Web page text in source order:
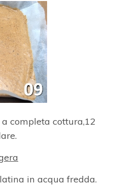
completa cottura,12
in acqua fredda.